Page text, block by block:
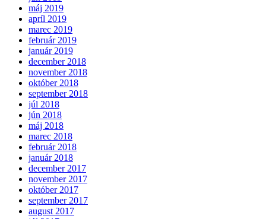
máj 2019
apríl 2019
marec 2019
február 2019
január 2019
december 2018
november 2018
október 2018
september 2018
júl 2018
jún 2018
máj 2018
marec 2018
február 2018
január 2018
december 2017
november 2017
október 2017
september 2017
august 2017